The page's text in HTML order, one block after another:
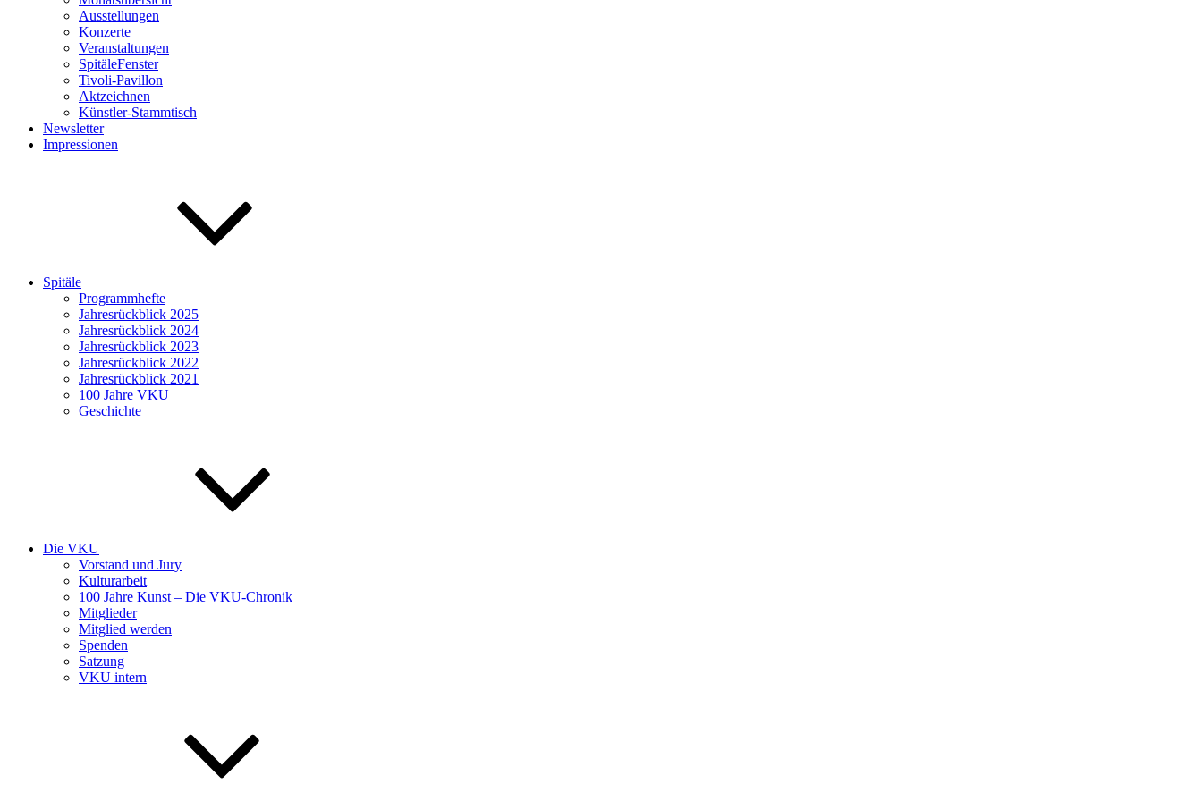
Ausstellungen
Konzerte
Veranstaltungen
SpitäleFenster
Tivoli-Pavillon
Aktzeichnen
Künstler-Stammtisch
Newsletter
Impressionen
Spitäle
Programmhefte
Jahresrückblick 2025
Jahresrückblick 2024
Jahresrückblick 2023
Jahresrückblick 2022
Jahresrückblick 2021
100 Jahre VKU
Geschichte
Die VKU
Vorstand und Jury
Kulturarbeit
100 Jahre Kunst – Die VKU-Chronik
Mitglieder
Mitglied werden
Spenden
Satzung
VKU intern